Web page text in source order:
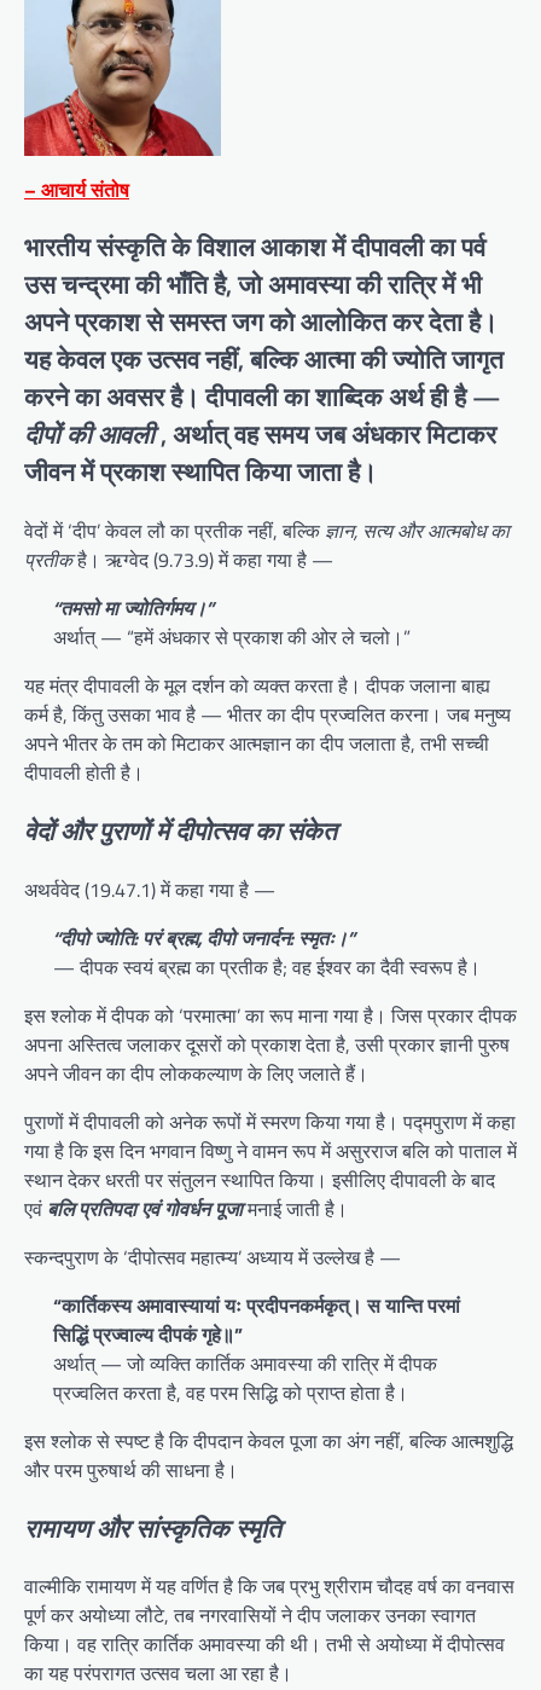
– आचार्य संतोष
भारतीय संस्कृति के विशाल आकाश में दीपावली का पर्व
उस चन्द्रमा की भाँति है, जो अमावस्या की रात्रि में भी
अपने प्रकाश से समस्त जग को आलोकित कर देता है।
यह केवल एक उत्सव नहीं, बल्कि आत्मा की ज्योति जागृत
करने का अवसर है। दीपावली का शाब्दिक अर्थ ही है —
दीपों की आवली,अर्थात् वह समय जब अंधकार मिटाकर
जीवन में प्रकाश स्थापित किया जाता है।
वेदों में ‘दीप’ केवल लौ का प्रतीक नहीं, बल्कि ज्ञान, सत्य और आत्मबोध का
प्रतीकहै। ऋग्वेद (9.73.9) में कहा गया है —
“तमसो मा ज्योतिर्गमय।”
अर्थात् — “हमें अंधकार से प्रकाश की ओर ले चलो।”
यह मंत्र दीपावली के मूल दर्शन को व्यक्त करता है। दीपक जलाना बाह्य
कर्म है, किंतु उसका भाव है — भीतर का दीप प्रज्वलित करना। जब मनुष्य
अपने भीतर के तम को मिटाकर आत्मज्ञान का दीप जलाता है, तभी सच्ची
दीपावली होती है।
वेदों और पुराणों में दीपोत्सव का संकेत
अथर्ववेद (19.47.1) में कहा गया है —
“दीपो ज्योति: परं ब्रह्म, दीपो जनार्दन: स्मृतः।”
— दीपक स्वयं ब्रह्म का प्रतीक है; वह ईश्वर का दैवी स्वरूप है।
इस श्लोक में दीपक को ‘परमात्मा’ का रूप माना गया है। जिस प्रकार दीपक
अपना अस्तित्व जलाकर दूसरों को प्रकाश देता है, उसी प्रकार ज्ञानी पुरुष
अपने जीवन का दीप लोककल्याण के लिए जलाते हैं।
पुराणों में दीपावली को अनेक रूपों में स्मरण किया गया है। पद्मपुराण में कहा
गया है कि इस दिन भगवान विष्णु ने वामन रूप में असुरराज बलि को पाताल में
स्थान देकर धरती पर संतुलन स्थापित किया। इसीलिए दीपावली के बाद
एवं बलि प्रतिपदा एवंगोवर्धन पूजामनाई जाती है।
स्कन्दपुराण के ‘दीपोत्सव महात्म्य’ अध्याय में उल्लेख है —
“कार्तिकस्य अमावास्यायां यः प्रदीपनकर्मकृत्। स यान्ति परमां
सिद्धिं प्रज्वाल्य दीपकं गृहे॥”
अर्थात् — जो व्यक्ति कार्तिक अमावस्या की रात्रि में दीपक
प्रज्वलित करता है, वह परम सिद्धि को प्राप्त होता है।
इस श्लोक से स्पष्ट है कि दीपदान केवल पूजा का अंग नहीं, बल्कि आत्मशुद्धि
और परम पुरुषार्थ की साधना है।
रामायण और सांस्कृतिक स्मृति
वाल्मीकि रामायण में यह वर्णित है कि जब प्रभु श्रीराम चौदह वर्ष का वनवास
पूर्ण कर अयोध्या लौटे, तब नगरवासियों ने दीप जलाकर उनका स्वागत
किया। वह रात्रि कार्तिक अमावस्या की थी। तभी से अयोध्या में दीपोत्सव
का यह परंपरागत उत्सव चला आ रहा है।